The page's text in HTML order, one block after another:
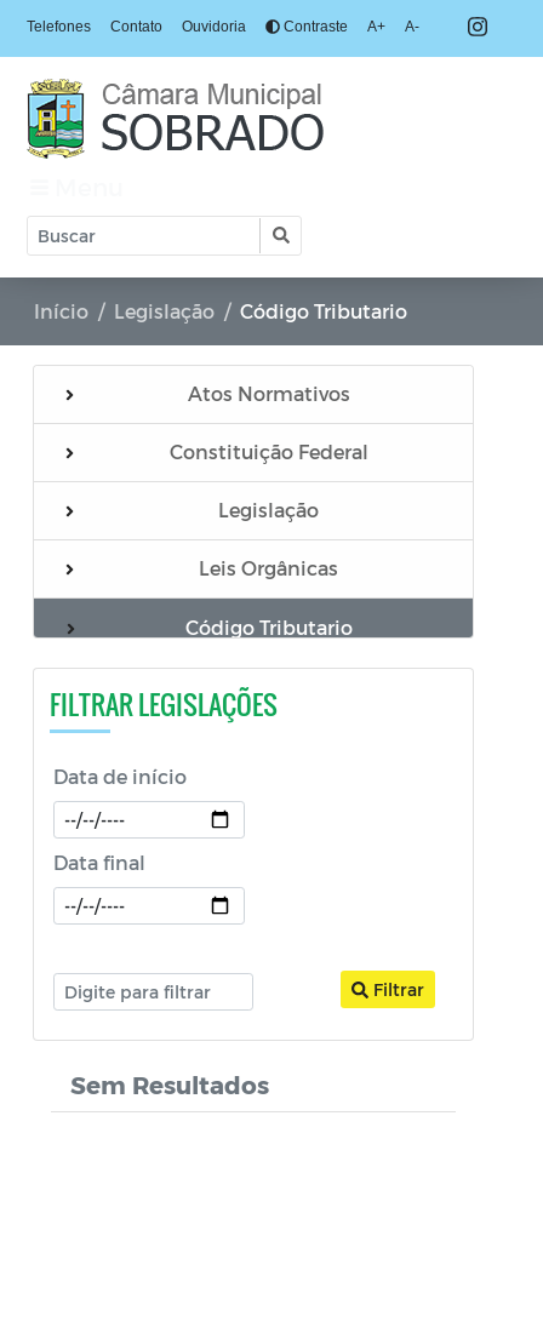
Telefones Contato Ouvidoria Contraste A+ A-
Início Legislação Código Tributario
Atos Normativos
Regimento Interno
Resolução Normativa
Constituição Federal
Legislação
Leis Orgânicas
Código Tributario
FILTRAR LEGISLAÇÕES
Data de início
Data final
Filtrar
Sem Resultados